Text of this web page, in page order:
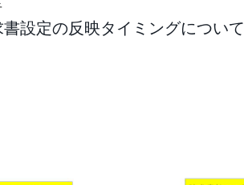
設定の反映タイミングについて